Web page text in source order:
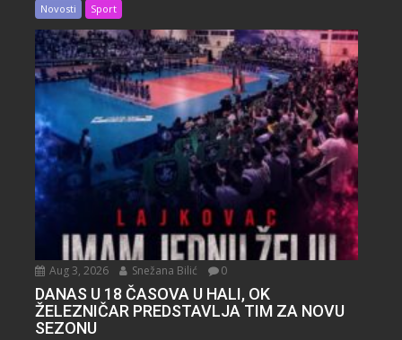
Novosti Sport
Aug 3, 2026 Snežana Bilić 0
DANAS U 18 ČASOVA U HALI, OK
ŽELEZNIČAR PREDSTAVLJA TIM ZA NOVU
SEZONU